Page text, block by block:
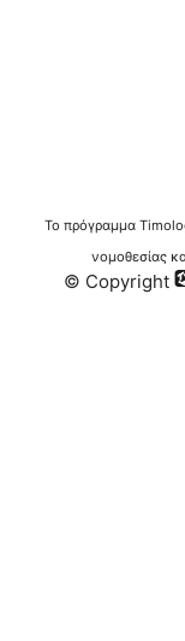
Το πρόγραμμα
νομοθεσίας
© Copyright